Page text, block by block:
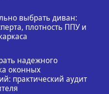
выбрать диван:
плотность ППУ и
надежного
оконных
практический аудит